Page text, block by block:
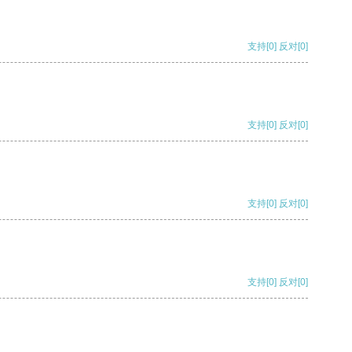
支持[0] 反对[0]
支持[0] 反对[0]
支持[0] 反对[0]
支持[0] 反对[0]